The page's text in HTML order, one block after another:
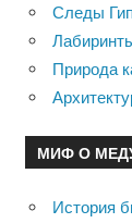
Следы
Природа
МИФ О
История